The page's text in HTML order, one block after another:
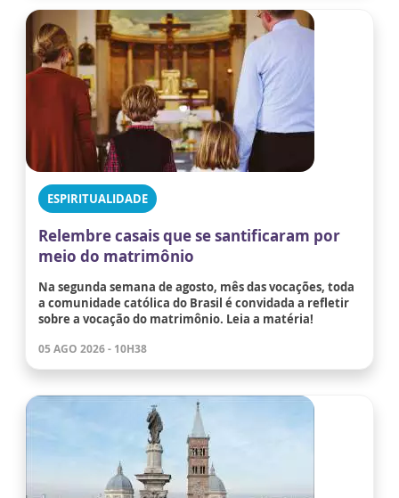
ESPIRITUALIDADE
Relembre casais que se santificaram por
meio do matrimônio
Na segunda semana de agosto, mês das vocações, toda
a comunidade católica do Brasil é convidada a refletir
sobre a vocação do matrimônio. Leia a matéria!
05 AGO 2026 - 10H38